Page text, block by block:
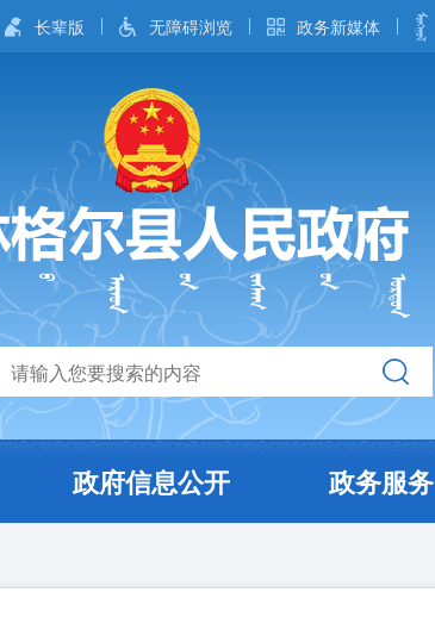
长辈版 无障碍浏览 政务新媒体
政府信息公开 政务服务